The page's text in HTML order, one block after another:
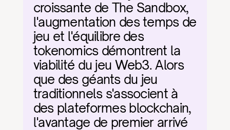
croissante de The Sandbox,
l'augmentation des temps de
jeu et l'équilibre des
tokenomics démontrent la
viabilité du jeu Web3. Alors
que des géants du jeu
traditionnels s'associent à
des plateformes blockchain,
l'avantage de premier arrivé